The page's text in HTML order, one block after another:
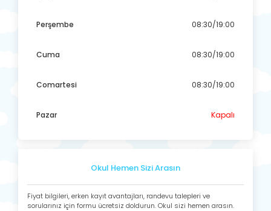
Perşembe 08:30/19:00
Cuma 08:30/19:00
Comartesi 08:30/19:00
Pazar Kapalı
Okul Hemen Sizi Arasın
Fiyat bilgileri, erken kayıt avantajları, randevu talepleri ve
sorularınız için formu ücretsiz doldurun. Okul sizi hemen arasın.